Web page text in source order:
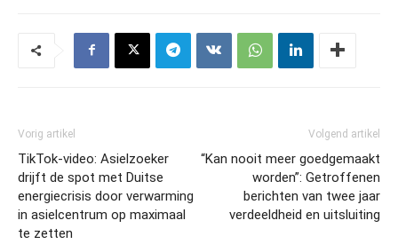
Vorig artikel
TikTok-video: Asielzoeker
drijft de spot met Duitse
energiecrisis door verwarming
in asielcentrum op maximaal
te zetten
Volgend artikel
“Kan nooit meer goedgemaakt
worden”: Getroffenen
berichten van twee jaar
verdeeldheid en uitsluiting